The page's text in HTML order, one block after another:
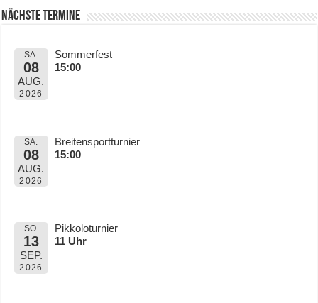
Nächste Termine
SA.
08
AUG.
2026
Sommerfest
15:00
SA.
08
AUG.
2026
Breitensportturnier
15:00
SO.
13
SEP.
2026
Pikkoloturnier
11 Uhr